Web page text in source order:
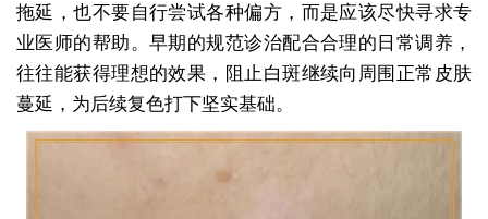
拖延，也不要自行尝试各种偏方，而是应该尽快寻求专
业医师的帮助。早期的规范诊治配合合理的日常调养，
往往能获得理想的效果，阻止白斑继续向周围正常皮肤
蔓延，为后续复色打下坚实基础。